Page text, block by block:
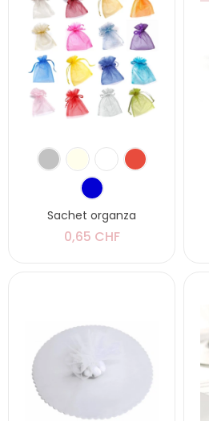
Sachet organza
0,65 CHF